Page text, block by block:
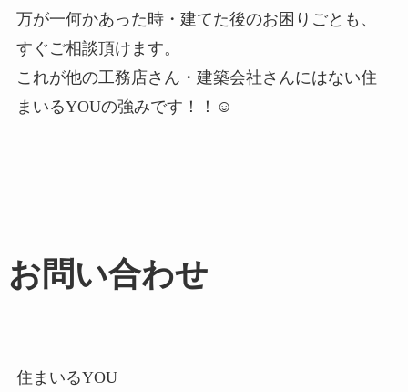
万が一何かあった時・建てた後のお困りごとも、
すぐご相談頂けます。
これが他の工務店さん・建築会社さんにはない住
まいるYOUの強みです！！☺
お問い合わせ
住まいるYOU